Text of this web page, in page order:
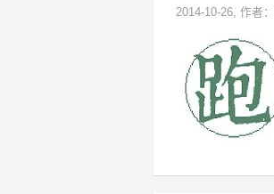
2014-10-26, 作者：